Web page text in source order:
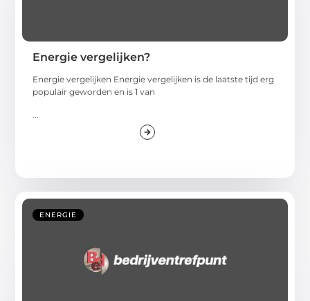
Energie vergelijken?
Energie vergelijken Energie vergelijken is de laatste tijd erg
populair geworden en is 1 van
ENERGIE